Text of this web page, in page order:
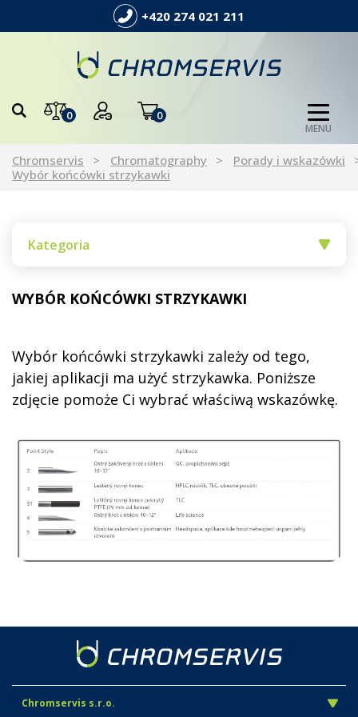
+420 274 021 211
0 0
MENU
Chromservis Chromatography
Porady i wskazówki
Wybór końcówki strzykawki
Kategoria
WYBÓR KOŃCÓWKI STRZYKAWKI
Wybór końcówki strzykawki zależy od tego,
jakiej aplikacji ma użyć strzykawka. Poniższe
zdjęcie pomoże Ci wybrać właściwą wskazówkę.
Chromservis s.r.o.